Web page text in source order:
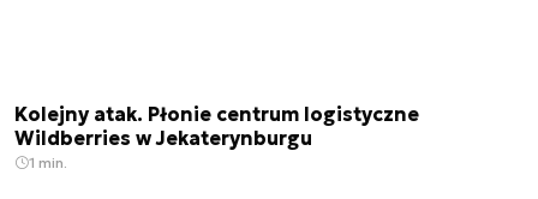
Kolejny atak. Płonie centrum logistyczne
Wildberries w Jekaterynburgu
1 min.